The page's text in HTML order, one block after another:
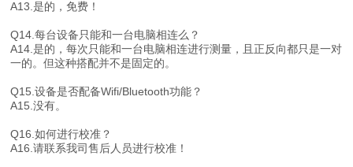
A13.是的，免费！
Q14.每台设备只能和一台电脑相连么？
A14.是的，每次只能和一台电脑相连进行测量，且正反向都只是一对
一的。但这种搭配并不是固定的。
Q15.设备是否配备Wifi/Bluetooth功能？
A15.没有。
Q16.如何进行校准？
A16.请联系我司售后人员进行校准！